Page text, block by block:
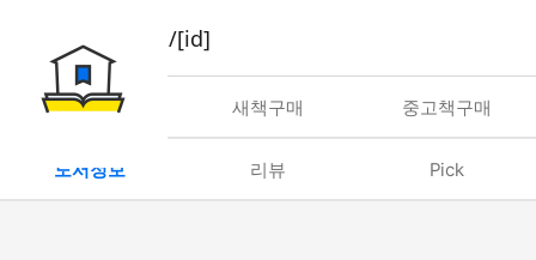
book/rent/[id]
대여 새책구매 중고책구매
도서정보 리뷰 Pick